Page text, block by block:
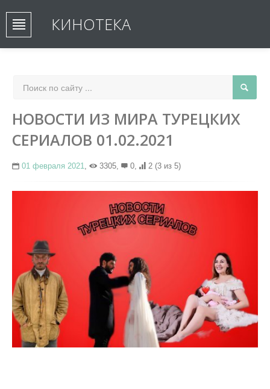
КИНОТЕКА
НОВОСТИ ИЗ МИРА ТУРЕЦКИХ
СЕРИАЛОВ 01.02.2021
01 февраля 2021, 3305, 0, 2 (3 из 5)